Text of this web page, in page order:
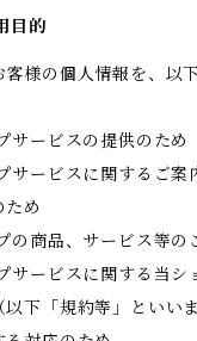
目的
客様の個人情報を、以
サービスの提供のため
サービスに関するご案
め
の商品、サービス等の
サービスに関する当シ
下「規約等」といい